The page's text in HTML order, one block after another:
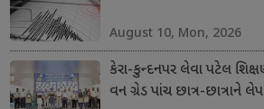
August 10, Mon, 2026
કેરા-કુન્દનપર લેવા પટેલ
વન ગ્રેડ પાંચ છાત્ર-છાત્રાને